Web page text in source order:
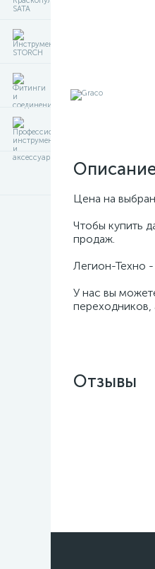
Цена на
Чтобы купить
продаж.
Легион-Техно
У нас вы
переходников,
Отзывы